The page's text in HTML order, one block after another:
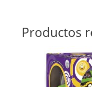
Productos